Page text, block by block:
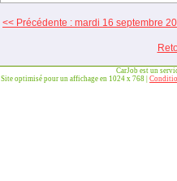
<< Précédente : mardi 16 septembre
CarJob est un
Site optimisé pour un affichage en 1024 x 768 |